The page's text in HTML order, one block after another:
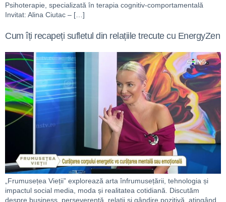
Psihoterapie, specializată în terapia cognitiv-comportamentală
Invitat: Alina Ciutac – […]
Cum îți recapeți sufletul din relațiile trecute cu EnergyZen
„Frumusețea Vieții” explorează arta înfrumusețării, tehnologia și
impactul social media, moda și realitatea cotidiană. Discutăm
despre business, perseverență, relații și gândire pozitivă, atingând